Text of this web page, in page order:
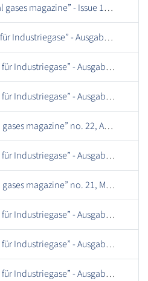
Gases for Life „The industrial gases magazine” - Issue 11, December 2013 .pdf
Gases for life „Das Magazin für Industriegase” - Ausgabe 11, Dezember 2013 .pdf
Gases for Life „Das Magazin für Industriegase” - Ausgabe 01, März 2011 .pdf
Gases for Life „Das Magazin für Industriegase” - Ausgabe 27, Mai 2019.pdf
Gases for Life „The indusrial gases magazine” no. 22, August 2017.pdf
Gases for Life „Das Magazin für Industriegase” - Ausgabe 16, September 2015.pdf
Gases for Life „The indusrial gases magazine” no. 21, May 2017.pdf
Gases for Life „Das Magazin für Industriegase” - Ausgabe 15, Juni 2015.pdf
Gases for Life „Das Magazin für Industriegase” - Ausgabe 18, Juni 2016.pdf
Gases for Life „Das Magazin für Industriegase” - Ausgabe 06, Juli 2012.pdf